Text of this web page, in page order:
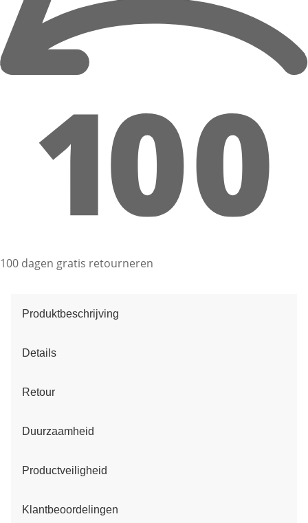
100 dagen gratis retourneren
Produktbeschrijving
Details
Retour
Duurzaamheid
Productveiligheid
Klantbeoordelingen